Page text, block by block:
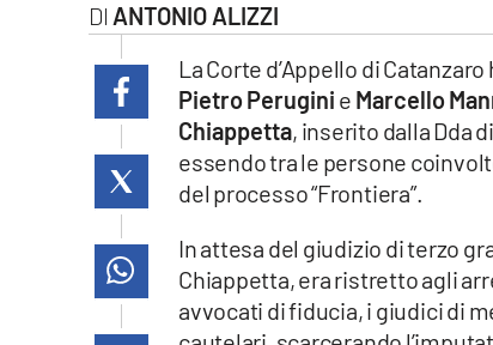
cosenzachannel.it
ANTONIO ALIZZI
La Corte d’Appello di
Pietro Perugini e Marcello
Chiappetta, inserito dalla Dda
essendo tra le persone
del processo “Frontiera”.
In attesa del giudizio di terzo
Chiappetta, era ristretto agli
avvocati di fiducia, i giudici di